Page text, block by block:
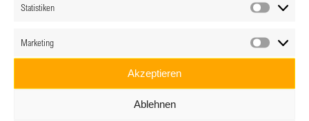
Statistiken
Marketing
Akzeptieren
Ablehnen